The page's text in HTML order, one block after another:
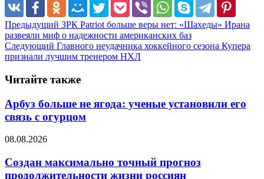
Предыдущий ЗРК Patriot больше веры нет: «Шахеды» Ирана
развеяли миф о надежности американских баз
Следующий Главного неудачника хоккейного сезона Купера
признали лучшим тренером НХЛ
Читайте также
Арбуз больше не ягода: ученые установили его
связь с огурцом
08.08.2026
Создан максимально точный прогноз
продолжительности жизни россиян